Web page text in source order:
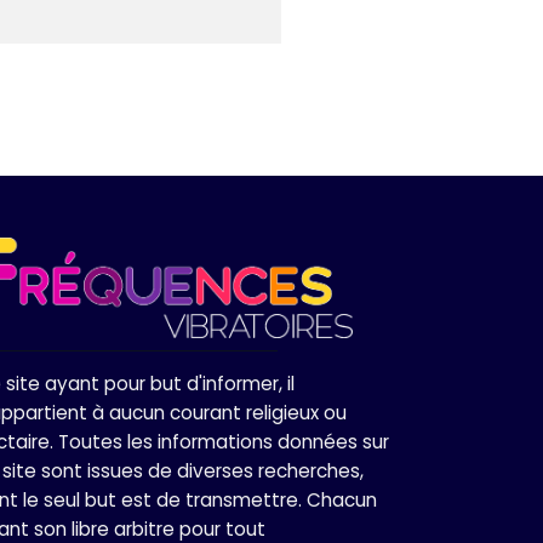
site ayant pour but d'informer, il
à aucun courant religieux ou
Toutes les informations données sur
sont issues de diverses recherches,
le seul but est de transmettre. Chacun
son libre arbitre pour tout